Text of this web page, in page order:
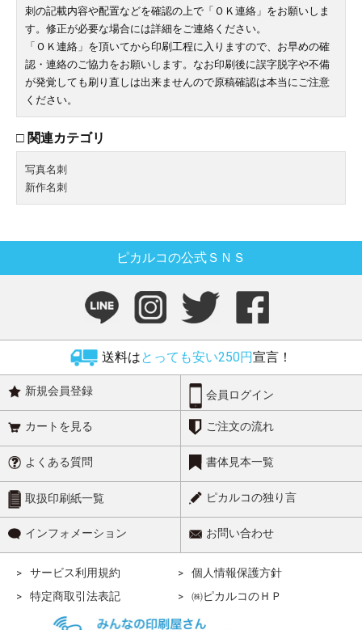
刺の記載内容や配置などを確認の上で「ＯＫ連絡」をお願いしま
す。修正が必要な場合には詳細をご連絡ください。
「ＯＫ連絡」を頂いてから印刷工程に入りますので、お早めの確
認・連絡のご協力をお願いします。なお印刷後に誤字脱字や不備
が発覚しても刷り直しは出来ませんので原稿確認は本当にご注意
ください。
□ 関連カテゴリ
写真名刺
新作名刺
ピカルコの公式ＳＮＳ
送料はとっても安い250円宣言！
新規会員登録 会員ログイン
カートを見る ご注文の流れ
よくある質問 書体見本一覧
取扱印刷紙一覧 ピカルコの独り言
インフォメーション お問い合わせ
サービス利用規約
個人情報保護方針
特定商取引法表記
㈱ピカルコのＨＰ